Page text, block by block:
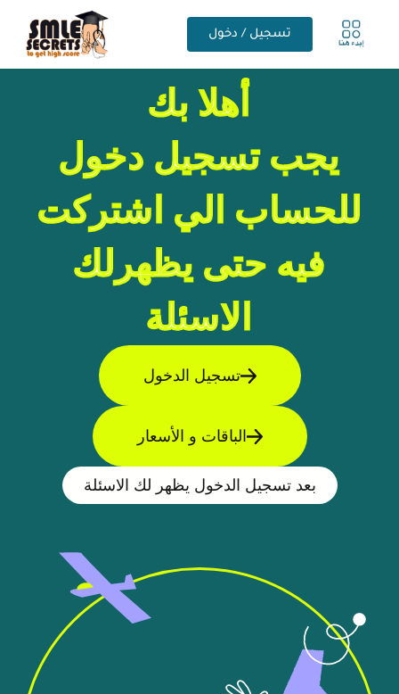
تسجيل / دخول
أهلا بك
يجب تسجيل دخول
للحساب الي اشتركت
فيه حتى يظهرلك
الاسئلة
تسجيل الدخول
الباقات و الأسعار
بعد تسجيل الدخول يظهر لك الاسئلة